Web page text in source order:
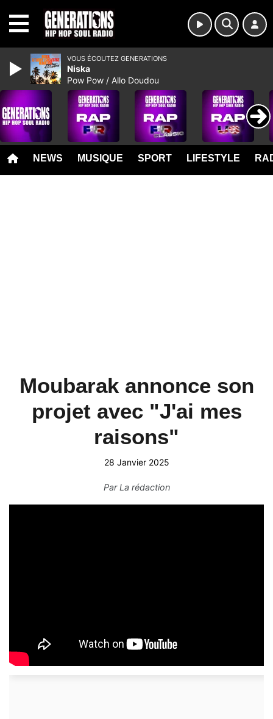
NEWS MUSIQUE SPORT LIFESTYLE
Moubarak annonce son
projet avec "J'ai mes
raisons"
28 Janvier 2025
ParLa rédaction
VOUS ÉCOUTEZ GENERATIONS
Niska
Pow Pow / Allo Doudou